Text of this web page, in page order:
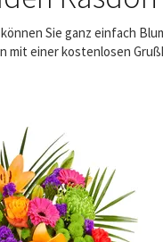
Sie ganz einfach
mit einer kostenlosen